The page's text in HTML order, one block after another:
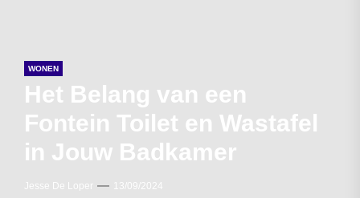
WONEN
Het Belang van een
Fontein Toilet en Wastafel
in Jouw Badkamer
Jesse De Loper 13/09/2024